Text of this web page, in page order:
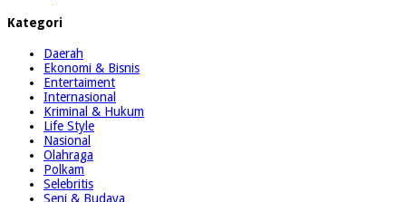
Kategori
Daerah
Ekonomi & Bisnis
Entertaiment
Internasional
Kriminal & Hukum
Life Style
Nasional
Olahraga
Polkam
Selebritis
Seni & Budaya